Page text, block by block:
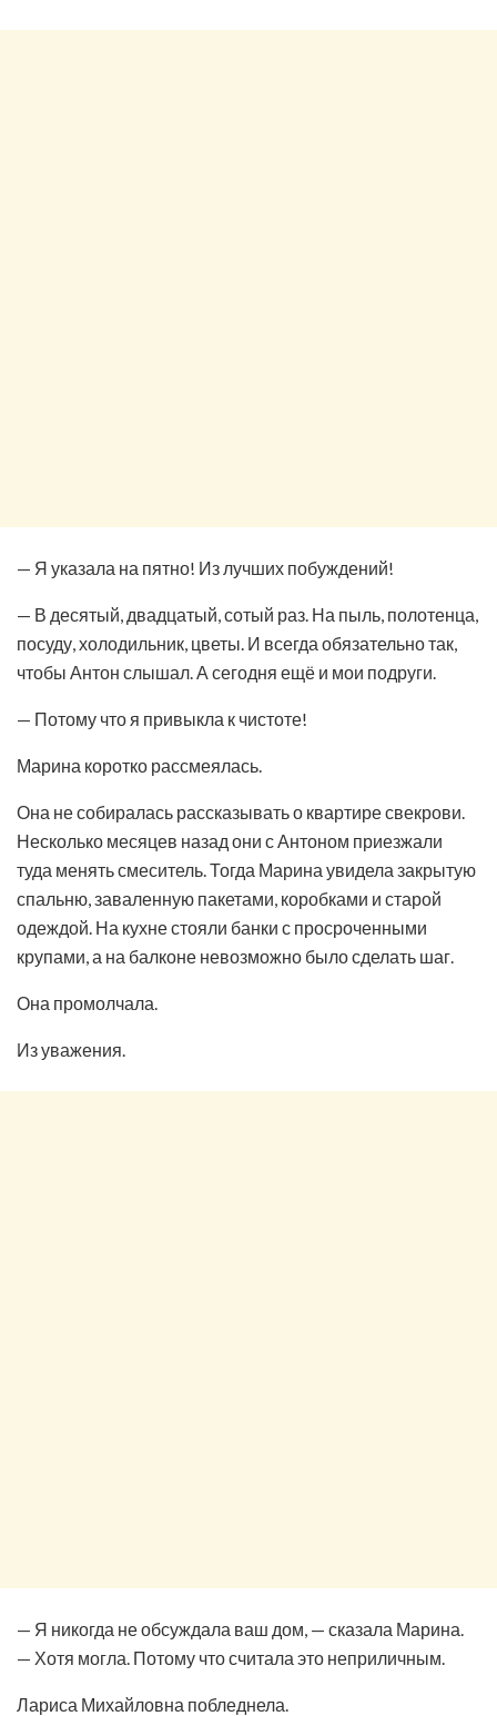
— Я указала на пятно! Из лучших побуждений!
— В десятый, двадцатый, сотый раз. На пыль, полотенца,
посуду, холодильник, цветы. И всегда обязательно так,
чтобы Антон слышал. А сегодня ещё и мои подруги.
— Потому что я привыкла к чистоте!
Марина коротко рассмеялась.
Она не собиралась рассказывать о квартире свекрови.
Несколько месяцев назад они с Антоном приезжали
туда менять смеситель. Тогда Марина увидела закрытую
спальню, заваленную пакетами, коробками и старой
одеждой. На кухне стояли банки с просроченными
крупами, а на балконе невозможно было сделать шаг.
Она промолчала.
Из уважения.
— Я никогда не обсуждала ваш дом, — сказала Марина.
— Хотя могла. Потому что считала это неприличным.
Лариса Михайловна побледнела.